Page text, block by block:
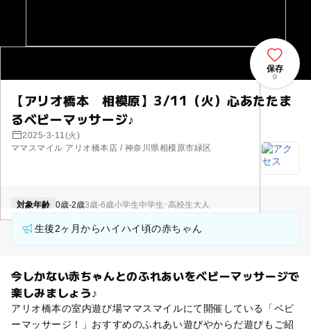
【アリオ橋本 相模原】3/11（火）心あたたま
るベビーマッサージ♪
2025-3-11(火)
ママスマイル アリオ橋本店 / 神奈川県相模原市緑区
保存
0
対象年齢 0歳-2歳3歳-6歳小学生中学生･高校生大人
生後2ヶ月からハイハイ頃の赤ちゃん
今しかない赤ちゃんとのふれあいをベビーマッサージで
楽しみましょう♪
アリオ橋本の室内遊び場ママスマイルにて開催している「ベビ
ーマッサージ！」おすすめのふれあい遊びやからだ遊びもご紹